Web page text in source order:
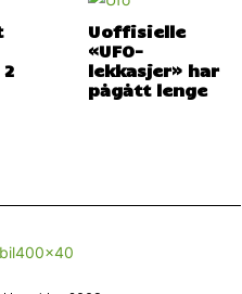
Uoffisielle
«UFO-
lekkasjer» har
pågått lenge